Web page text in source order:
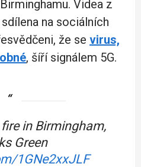
Videa z
na sociálních
že se virus,
, šíří signálem 5G.
in Birmingham,
Green
1GNe2xxJLF